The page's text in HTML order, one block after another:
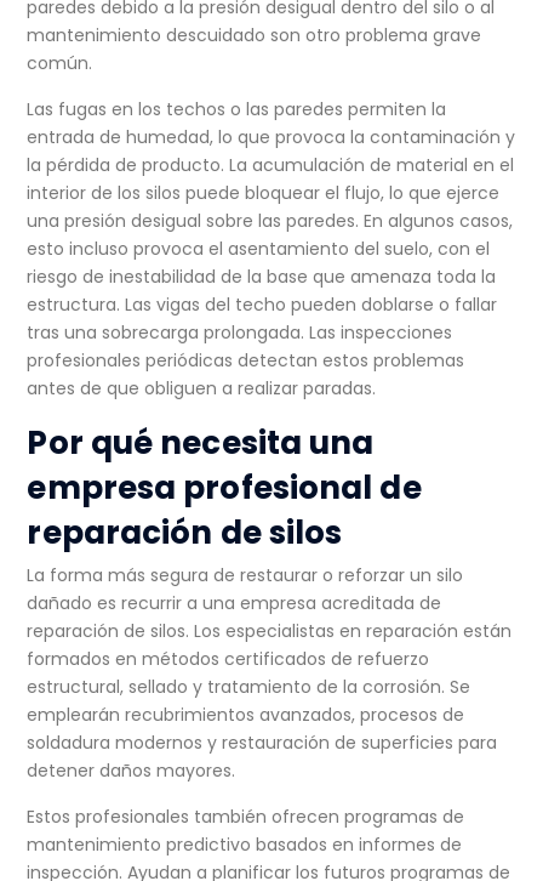
paredes debido a la presión desigual dentro del silo o al
mantenimiento descuidado son otro problema grave
común.
Las fugas en los techos o las paredes permiten la
entrada de humedad, lo que provoca la contaminación y
la pérdida de producto. La acumulación de material en el
interior de los silos puede bloquear el flujo, lo que ejerce
una presión desigual sobre las paredes. En algunos casos,
esto incluso provoca el asentamiento del suelo, con el
riesgo de inestabilidad de la base que amenaza toda la
estructura. Las vigas del techo pueden doblarse o fallar
tras una sobrecarga prolongada. Las inspecciones
profesionales periódicas detectan estos problemas
antes de que obliguen a realizar paradas.
Por qué necesita una
empresa profesional de
reparación de silos
La forma más segura de restaurar o reforzar un silo
dañado es recurrir a una empresa acreditada de
reparación de silos. Los especialistas en reparación están
formados en métodos certificados de refuerzo
estructural, sellado y tratamiento de la corrosión. Se
emplearán recubrimientos avanzados, procesos de
soldadura modernos y restauración de superficies para
detener daños mayores.
Estos profesionales también ofrecen programas de
mantenimiento predictivo basados en informes de
inspección.Ayudan a planificar los futuros programas de